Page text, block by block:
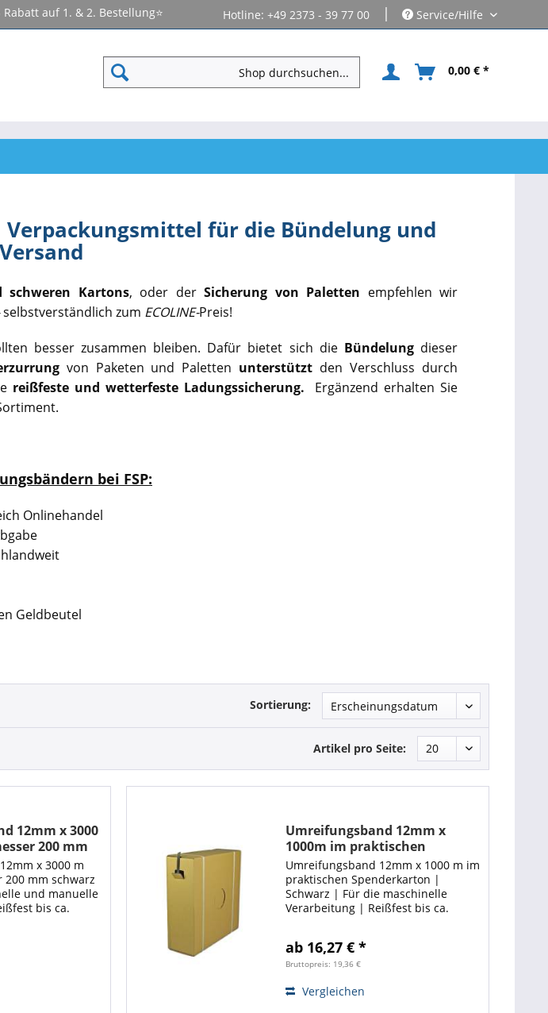
auf 1. & 2. Bestellung⭐ Hotline: +49 2373 - 39 77 00 | Service/Hilfe
0,00 € *
Verpackungsmittel für die Bündelung und
schweren Kartons, oder der Sicherung von Paletten empfehlen wir
selbstverständlich zum ECOLINE-Preis!
besser zusammen bleiben. Dafür bietet sich die Bündelungdieser
von Paketen und Paletten unterstützt den Verschluss durch
reißfeste und wetterfeste Ladungssicherung.
Ergänzend erhalten Sie
bei FSP:
Onlinehandel
Geldbeutel
Sortierung:
Artikel pro Seite:
12mm x 3000
200 mm
x 3000 m
mm schwarz
und manuelle
bis ca.
Umreifungsband 12mm x
1000m im praktischen
Spenderkarton | Ecoline
Umreifungsband 12mm x 1000 m im
praktischen Spenderkarton |
Schwarz | Für die maschinelle
Verarbeitung | Reißfest bis ca.
entlang! ❗
ab 16,27 € *
Bruttopreis: 19,36 €
Vergleichen